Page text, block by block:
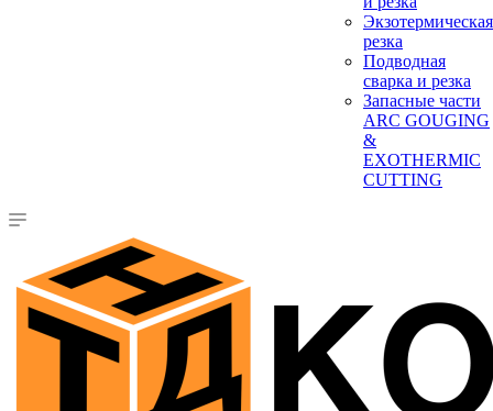
Экзотермическая
резка
Подводная
сварка и резка
Запасные части
ARC GOUGING
&
EXOTHERMIC
CUTTING